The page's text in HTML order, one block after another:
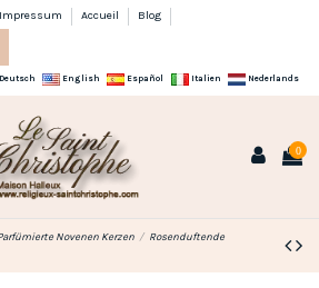
Impressum Accueil Blog
Deutsch English Español Italien Nederlands
0
Novenen Kerzen
Rosenduftende